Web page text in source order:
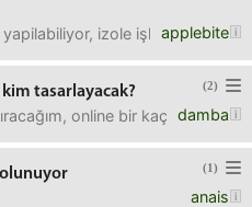
applebite
yapilabiliyor, izole işlemde. Ya
(2)
tasarlayacak?
damba
online bir kaç yer
(1)
olunuyor
anais